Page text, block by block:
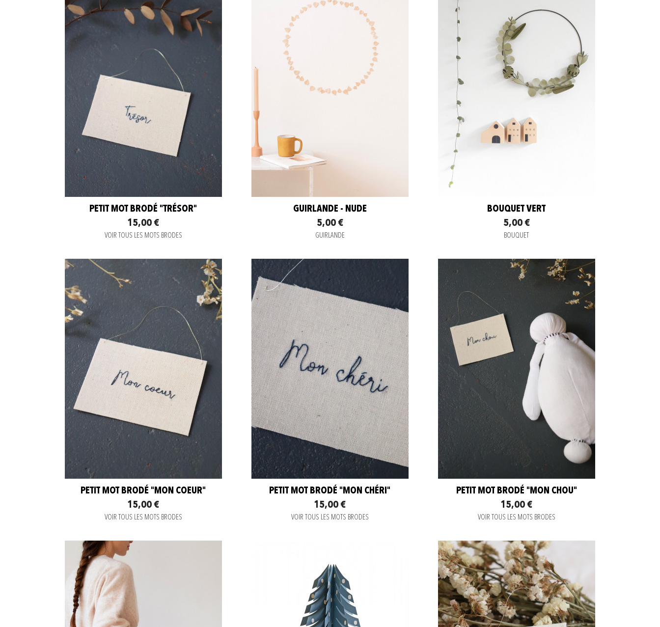
PETIT MOT BRODÉ "TRÉSOR"
15,00 €
VOIR TOUS LES MOTS BRODES
GUIRLANDE - NUDE
5,00 €
GUIRLANDE
BOUQUET VERT
5,00 €
BOUQUET
PETIT MOT BRODÉ "MON COEUR"
15,00 €
VOIR TOUS LES MOTS BRODES
PETIT MOT BRODÉ "MON CHÉRI"
15,00 €
VOIR TOUS LES MOTS BRODES
PETIT MOT BRODÉ "MON CHOU"
15,00 €
VOIR TOUS LES MOTS BRODES